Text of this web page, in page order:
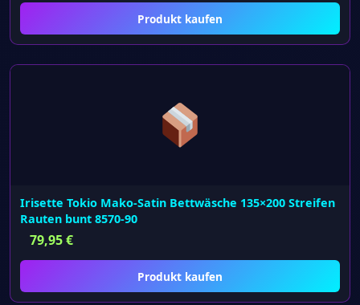
Produkt kaufen
Irisette Tokio Mako-Satin Bettwäsche 135×200 Streifen
Rauten bunt 8570-90
79,95€
Produkt kaufen